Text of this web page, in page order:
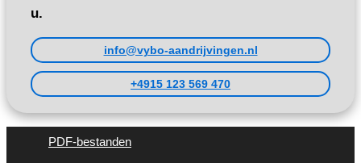
u.
info@vybo-aandrijvingen.nl
+4915 123 569 470
PDF-bestanden